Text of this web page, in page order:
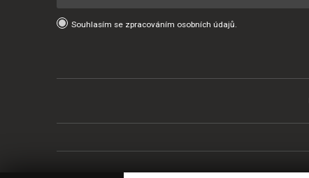
Souhlasím se zpracováním osobních údajů.